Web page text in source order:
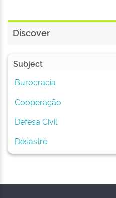
Discover
Subject
Burocracia
Cooperação
Defesa Civil
Desastre